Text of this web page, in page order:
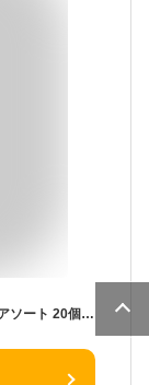
【東京土産】N.Y. キャラメルサンド 羽田空港限定アソート 20個入り（キャラメルサンド10個、羽田空港限定フレイバー ワインキャラメルサンド10個）